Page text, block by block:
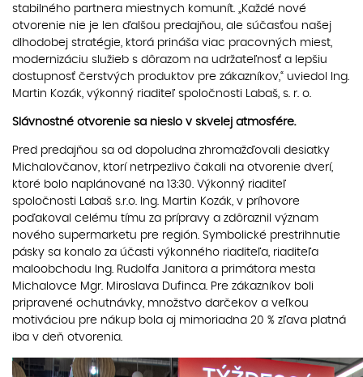
stabilného partnera miestnych komunít. „Každé nové
otvorenie nie je len ďalšou predajňou, ale súčasťou našej
dlhodobej stratégie, ktorá prináša viac pracovných miest,
modernizáciu služieb s dôrazom na udržateľnosť a lepšiu
dostupnosť čerstvých produktov pre zákazníkov,“ uviedol Ing.
Martin Kozák, výkonný riaditeľ spoločnosti Labaš, s. r. o.
Slávnostné otvorenie sa nieslo v skvelej atmosfére.
Pred predajňou sa od dopoludna zhromažďovali desiatky
Michalovčanov, ktorí netrpezlivo čakali na otvorenie dverí,
ktoré bolo naplánované na 13:30. Výkonný riaditeľ
spoločnosti Labaš s.r.o. Ing. Martin Kozák, v príhovore
poďakoval celému tímu za prípravy a zdôraznil význam
nového supermarketu pre región. Symbolické prestrihnutie
pásky sa konalo za účasti výkonného riaditeľa, riaditeľa
maloobchodu Ing. Rudolfa Janitora a primátora mesta
Michalovce Mgr. Miroslava Dufinca. Pre zákazníkov boli
pripravené ochutnávky, množstvo darčekov a veľkou
motiváciou pre nákup bola aj mimoriadna 20 % zľava platná
iba v deň otvorenia.